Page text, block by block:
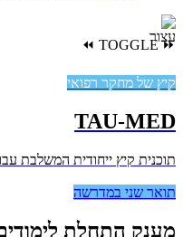
⏩
TOGGLE
⏪
קיץ של מחקר רפואי
TAU-MED
תוכנית קיץ ייחודית המשלבת
תואר שני במדרשה
מענק התחלת